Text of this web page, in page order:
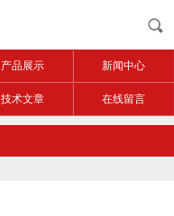
产品展示 新闻中心
技术文章 在线留言